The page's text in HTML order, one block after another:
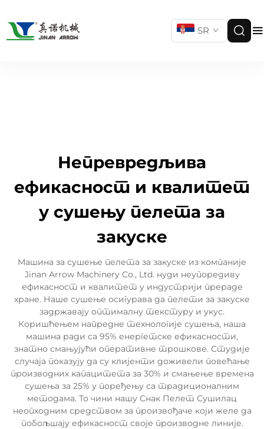
SR
Непревредљива
ефикасност и квалитет
у сушењу пелета за
закуске
Машина за сушење пелета за закуске из компаније
Jinan Arrow Machinery Co., Ltd. нуди неупоредиву
ефикасност и квалитет у индустрији прераде
хране. Наше сушење осигурава да пелети за закуске
задржавају оптималну текстуру и укус.
Коришћењем напредне технологије сушења, наша
машина ради са 95% енергетске ефикасности,
знатно смањујући оперативне трошкове. Студије
случаја показују да су клијенти доживели повећање
производних капацитета за 30% и смањење времена
сушења за 25% у поређењу са традиционалним
методама. То чини нашу Снак Пелет Сушилац
неопходним средством за произвођаче који желе да
побољшају ефикасност своје производне линије.